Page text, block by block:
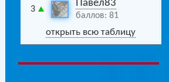
3
Павел83
баллов: 81
открыть всю таблицу